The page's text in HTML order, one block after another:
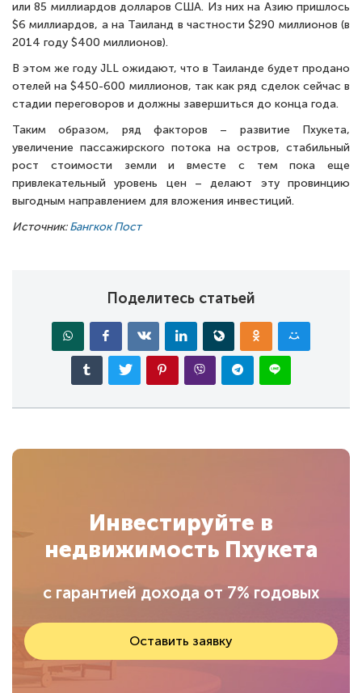
или 85 миллиардов долларов США. Из них на Азию пришлось
$6 миллиардов, а на Таиланд в частности $290 миллионов (в
2014 году $400 миллионов).
В этом же году JLL ожидают, что в Таиланде будет продано
отелей на $450-600 миллионов, так как ряд сделок сейчас в
стадии переговоров и должны завершиться до конца года.
Таким образом, ряд факторов – развитие Пхукета,
увеличение пассажирского потока на остров, стабильный
рост стоимости земли и вместе с тем пока еще
привлекательный уровень цен – делают эту провинцию
выгодным направлением для вложения инвестиций.
Источник:Бангкок Пост
Поделитесь статьей
Инвестируйте в
недвижимость Пхукета
с гарантией дохода от 7% годовых
Оставить заявку